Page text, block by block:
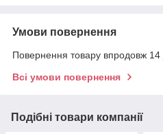
Умови повернення
Повернення товару впродовж 14
Всі умови повернення
Подібні товари компанії